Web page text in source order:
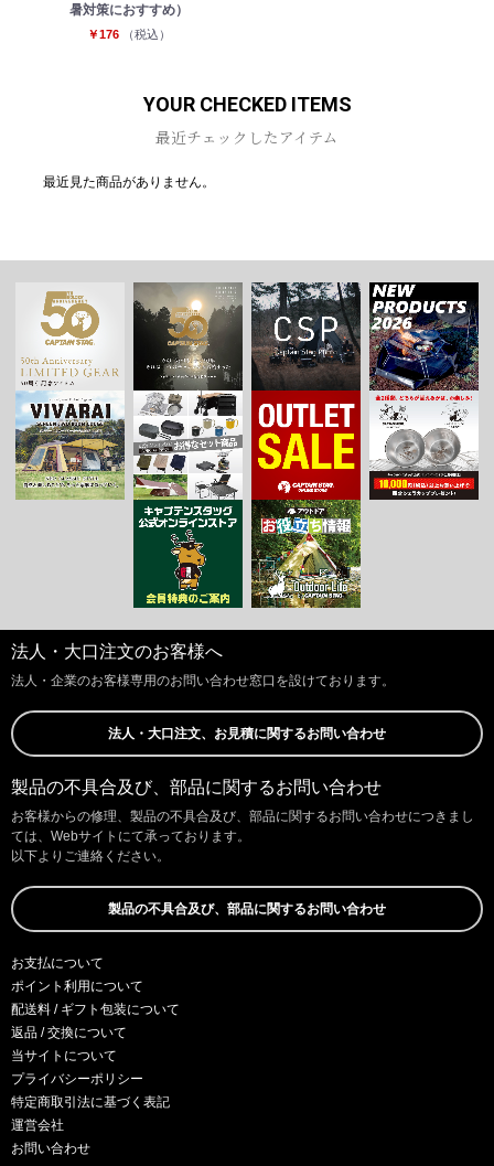
暑対策におすすめ）
￥176 （税込）
YOUR CHECKED ITEMS
最近チェックしたアイテム
最近見た商品がありません。
法人・大口注文のお客様へ
法人・企業のお客様専用のお問い合わせ窓口を設けております。
法人・大口注文、お見積に関するお問い合わせ
製品の不具合及び、部品に関するお問い合わせ
お客様からの修理、製品の不具合及び、部品に関するお問い合わせにつきまし
ては、Webサイトにて承っております。
以下よりご連絡ください。
製品の不具合及び、部品に関するお問い合わせ
お支払について
ポイント利用について
配送料 / ギフト包装について
返品 / 交換について
当サイトについて
プライバシーポリシー
特定商取引法に基づく表記
運営会社
お問い合わせ